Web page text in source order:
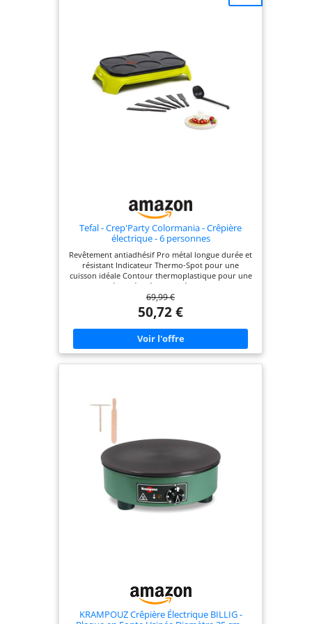
23,50 cm - Poids 14
kg - Dimensions
d'envoi (Lxlxh)
50,50 x 54,50 x 29
cm - Poids
d'expédition 16,50
Tefal - Crep'Party Colormania - Crêpière
électrique - 6 personnes
Revêtement antiadhésif Pro métal longue durée et
résistant Indicateur Thermo-Spot pour une
cuisson idéale Contour thermoplastique pour une
utilisation sécurisée Réparabilité15 ans, Garantie 2
ans Système de rangement des accessoires sous
l'appareil Accessoires inclus : 6 spatules et une
louche FabriquÃéen France
69,99 €
50,72 €
KRAMPOUZ Crêpière Électrique BILLIG -